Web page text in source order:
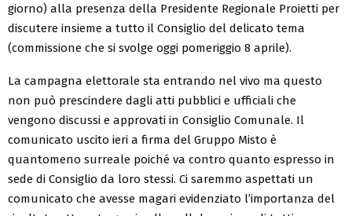
giorno) alla presenza della Presidente Regionale Proietti per
discutere insieme a tutto il Consiglio del delicato tema
(commissione che si svolge oggi pomeriggio 8 aprile).
La campagna elettorale sta entrando nel vivo ma questo
non può prescindere dagli atti pubblici e ufficiali che
vengono discussi e approvati in Consiglio Comunale. Il
comunicato uscito ieri a firma del Gruppo Misto è
quantomeno surreale poiché va contro quanto espresso in
sede di Consiglio da loro stessi. Ci saremmo aspettati un
comunicato che avesse magari evidenziato l’importanza del